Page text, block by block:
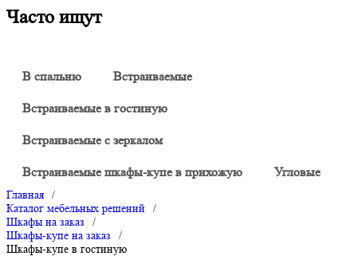
Часто ищут
В спальню Встраиваемые
Встраиваемые в гостиную
Встраиваемые с зеркалом
Встраиваемые шкафы-купе в прихожую Угловые
Главная
/
Каталог мебельных решений
/
Шкафы на заказ
/
Шкафы-купе на заказ
/
Шкафы-купе в гостиную